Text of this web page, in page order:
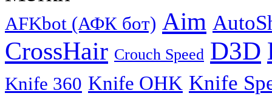
AFKbot (АФК бот) Aim
CrossHair Crouch Speed D3D
Knife 360 Knife OHK Knife